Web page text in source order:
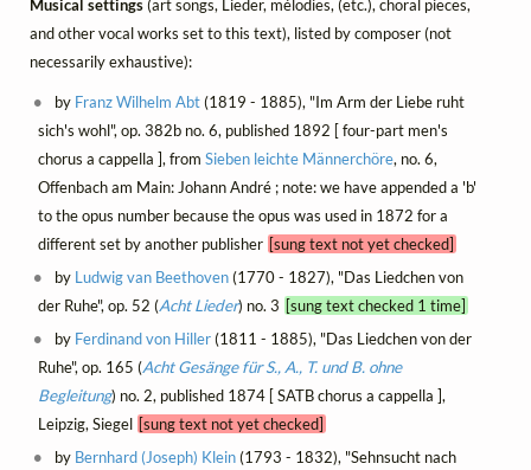
Musical settings(art songs, Lieder, mélodies, (etc.), choral pieces,
and other vocal works set to this text), listed by composer (not
necessarily exhaustive):
by Franz Wilhelm Abt(1819 - 1885), "Im Arm der Liebe ruht
sich's wohl", op. 382b no. 6, published 1892 [ four-part men's
chorus a cappella ], from Sieben leichte Männerchöre, no. 6,
Offenbach am Main: Johann André ; note: we have appended a 'b'
to the opus number because the opus was used in 1872 for a
different set by another publisher [sung text not yet checked]
by Ludwig van Beethoven(1770 - 1827), "Das Liedchen von
der Ruhe", op. 52 (Acht Lieder) no. 3 [sung text checked 1 time]
by Ferdinand von Hiller(1811 - 1885), "Das Liedchen von der
Ruhe", op. 165 (Acht Gesänge für S., A., T. und B. ohne
Begleitung) no. 2, published 1874 [ SATB chorus a cappella ],
Leipzig, Siegel [sung text not yet checked]
by Bernhard (Joseph) Klein(1793 - 1832), "Sehnsucht nach